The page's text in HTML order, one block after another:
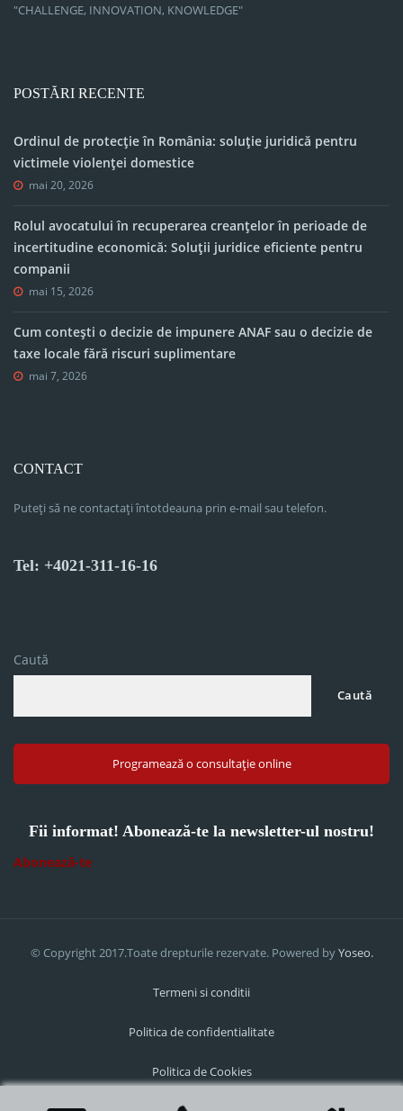
"CHALLENGE, INNOVATION, KNOWLEDGE"
POSTĂRI RECENTE
Ordinul de protecție în România: soluție juridică pentru
victimele violenței domestice
mai 20, 2026
Rolul avocatului în recuperarea creanțelor în perioade de
incertitudine economică: Soluții juridice eficiente pentru
companii
mai 15, 2026
Cum contești o decizie de impunere ANAF sau o decizie de
taxe locale fără riscuri suplimentare
mai 7, 2026
CONTACT
Puteți să ne contactați întotdeauna prin e-mail sau telefon.
Tel: +4021-311-16-16
Caută
Caută
Programează o consultație online
Fii informat! Abonează-te la newsletter-ul nostru!
Abonează-te
© Copyright 2017.Toate drepturile rezervate. Powered byYoseo.
Termeni si conditii
Politica de confidentialitate
Politica de Cookies